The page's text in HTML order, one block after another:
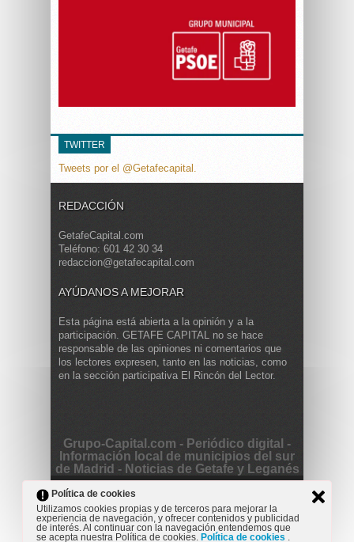
TWITTER
Tweets por el @Getafecapital.
REDACCIÓN
GetafeCapital.com
Teléfono: 601 42 30 34
redaccion@getafecapital.com
AYÚDANOS A MEJORAR
Esta página está abierta a la opinión y a la
participación. GETAFE CAPITAL no se hace
responsable de las opiniones ni comentarios que
los lectores expresen, tanto en las noticias, como
en la sección participativa El Rincón del Lector.
Grupo-Capital.com - Periódico digital -
Información local de municipios del sur
de Madrid - Noticias de Getafe y Leganés
Copyright © 2013 Getafe Capital. Powered by
Project
Opinión Actualidad Cultura Deportes
Entrevista
Reportaje
Secciones
Política de cookies
Utilizamos cookies propias y de terceros para mejorar la
experiencia de navegación, y ofrecer contenidos y publicidad
de interés. Al continuar con la navegación entendemos que
se acepta nuestra Política de cookies. Política de cookies .